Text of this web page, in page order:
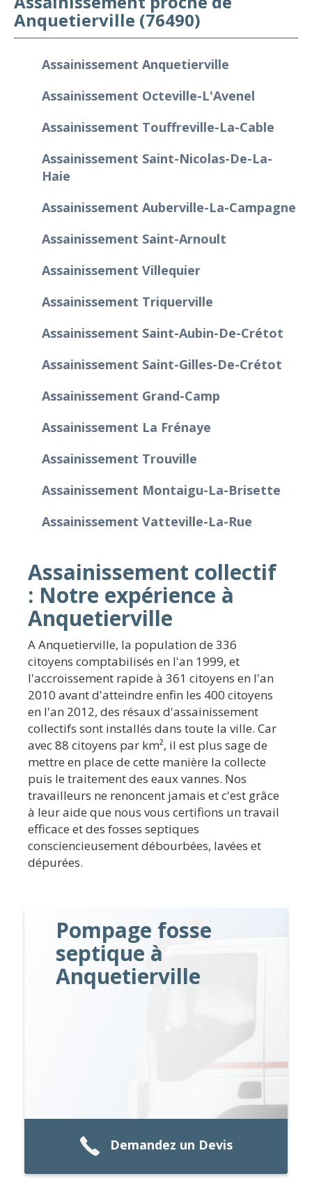
Anquetierville (76490)
Assainissement Anquetierville
Assainissement Octeville-L'Avenel
Assainissement Touffreville-La-Cable
Assainissement Saint-Nicolas-De-La-
Haie
Assainissement Auberville-La-Campagne
Assainissement Saint-Arnoult
Assainissement Villequier
Assainissement Triquerville
Assainissement Saint-Aubin-De-Crétot
Assainissement Saint-Gilles-De-Crétot
Assainissement Grand-Camp
Assainissement La Frénaye
Assainissement Trouville
Assainissement Montaigu-La-Brisette
Assainissement Vatteville-La-Rue
Assainissement collectif
: Notre expérience à
Anquetierville
A Anquetierville, la population de 336
citoyens comptabilisés en l'an 1999, et
l'accroissement rapide à 361 citoyens en l'an
2010 avant d'atteindre enfin les 400 citoyens
en l'an 2012, des résaux d'assainissement
collectifs sont installés dans toute la ville. Car
avec 88 citoyens par km², il est plus sage de
mettre en place de cette manière la collecte
puis le traitement des eaux vannes. Nos
travailleurs ne renoncent jamais et c'est grâce
à leur aide que nous vous certifions un travail
efficace et des fosses septiques
consciencieusement débourbées, lavées et
dépurées.
Pompage fosse
septique à
Anquetierville
Demandez un Devis